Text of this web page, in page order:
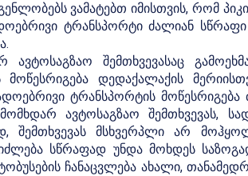
ვამატებთ იმისთვის, რომ
ტრანსპორტი ძალიან
ავტოსაგზაო შემთხვევასაც
მოწესრიგება დედაქალაქის
ტრანსპორტის მოწესრიგება
ავტოსაგზაო შემთხვევას,
შემთხვევას მსხვერპლი არ
სწრაფად უნდა მოხდეს
ჩანაცვლება ახალი,